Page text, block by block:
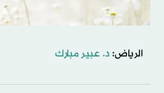
الرياض: د. عبير مبارك